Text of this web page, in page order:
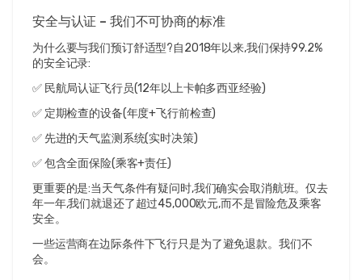
安全与认证 – 我们不可协商的标准
为什么要与我们预订舒适型?自2018年以来,我们保持99.2%
的安全记录:
✅ 民航局认证飞行员(12年以上卡帕多西亚经验)
✅ 定期检查的设备(年度+飞行前检查)
✅ 先进的天气监测系统(实时决策)
✅ 包含全面保险(乘客+责任)
更重要的是:当天气条件有疑问时,我们确实会取消航班。仅去
年一年,我们就退还了超过45,000欧元,而不是冒险危及乘客
安全。
一些运营商在边际条件下飞行只是为了避免退款。我们不
会。